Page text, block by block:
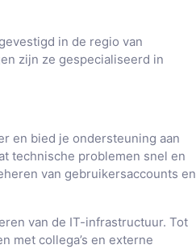
in de regio van
zijn ze gespecialiseerd in
en bied je ondersteuning aan
technische problemen snel en
van gebruikersaccounts en
van de IT-infrastructuur. Tot
met collega’s en externe